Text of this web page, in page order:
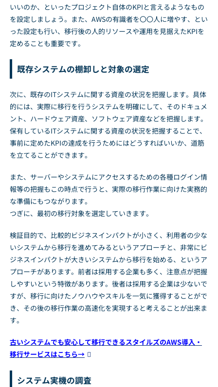
いいのか、といったプロジェクト自体のKPIと言えるようなもの
を設定しましょう。また、AWSの有識者を〇〇人に増やす、とい
った設定も行い、移行後の人的リソースや運用を見据えたKPIを
定めることも重要です。
既存システムの棚卸しと対象の選定
次に、既存のITシステムに関する資産の状況を把握します。具体
的には、実際に移行を行うシステムを明確にして、そのドキュメ
ント、ハードウェア資産、ソフトウェア資産などを把握します。
保有しているITシステムに関する資産の状況を把握することで、
事前に定めたKPIの達成を行うためにはどうすればいいか、道筋
を立てることができます。
また、サーバーやシステムにアクセスするための各種ログイン情
報等の把握もこの時点で行うと、実際の移行作業に向けた実務的
な準備にもつながります。
つぎに、最初の移行対象を選定していきます。
検証目的で、比較的ビジネスインパクトが小さく、利用者の少な
いシステムから移行を進めてみるというアプローチと、非常にビ
ジネスインパクトが大きいシステムから移行を始める、というア
プローチがあります。前者は採用する企業も多く、注意点が把握
しやすいという特徴があります。後者は採用する企業は少ないで
すが、移行に向けたノウハウやスキルを一気に獲得することがで
き、その後の移行作業の高速化を実現すると考えることが出来ま
す。
古いシステムでも安心して移行できるスタイルズのAWS導入・
移行サービスはこちら→
システム実機の調査